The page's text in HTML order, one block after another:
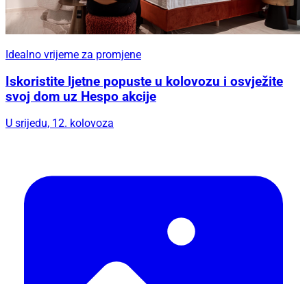
Idealno vrijeme za promjene
Iskoristite ljetne popuste u kolovozu i osvježite
svoj dom uz Hespo akcije
U srijedu, 12. kolovoza